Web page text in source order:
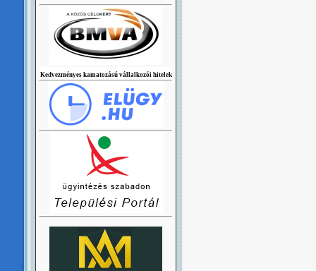
Kedvezményes kamatozású vállalkozói hitelek